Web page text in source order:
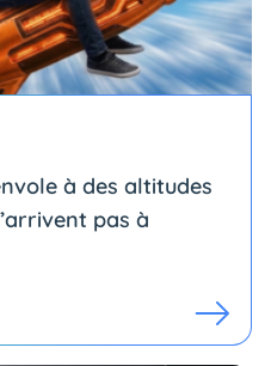
à des altitudes
pas à